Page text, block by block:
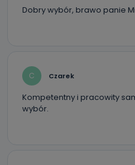
Dobry wybór, brawo panie
C Czarek
Kompetentny i pracowity
wybór.